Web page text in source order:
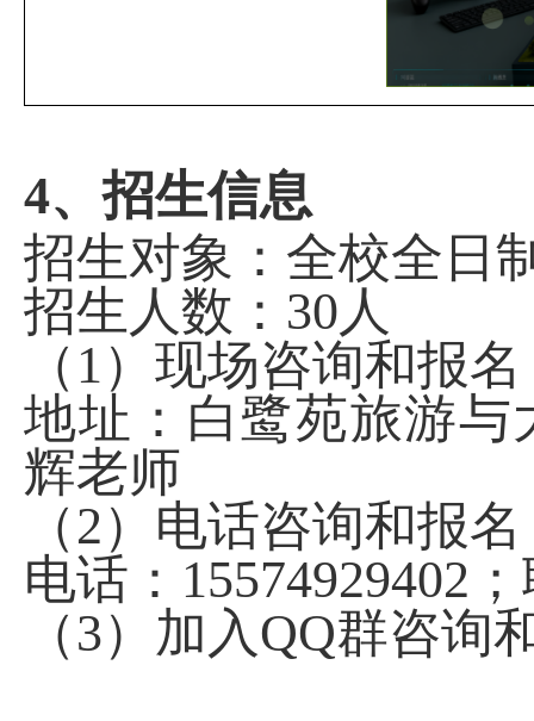
4、招生信息
招生对象：全校全日
招生人数： 30人
（ 1 ）现场咨询和报名
地址：白鹭苑旅游与
辉老师
（2）电话咨询和报名
电话： 15574929402
（3）加入QQ群咨询